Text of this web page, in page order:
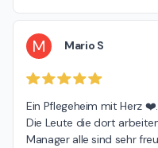
Curanum Düsselhof
M Mario S
Ein Pflegeheim mit Herz ❤️.
Die Leute die dort
Manager alle sind sehr